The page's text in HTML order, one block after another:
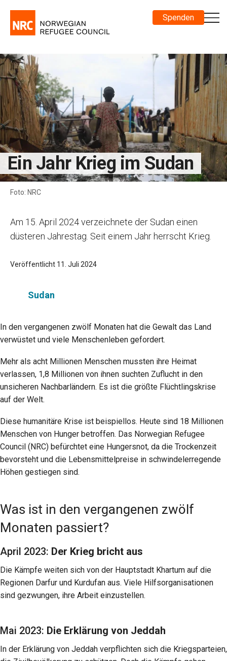
Spenden
Ein Jahr Krieg im Sudan
Foto: NRC
Am 15. April 2024 verzeichnete der Sudan einen
düsteren Jahrestag. Seit einem Jahr herrscht Krieg.
Veröffentlicht 11. Juli 2024
Sudan
In den vergangenen zwölf Monaten hat die Gewalt das Land
verwüstet und viele Menschenleben gefordert.
Mehr als acht Millionen Menschen mussten ihre Heimat
verlassen, 1,8 Millionen von ihnen suchten Zuflucht in den
unsicheren Nachbarländern. Es ist die größte Flüchtlingskrise
auf der Welt.
Diese humanitäre Krise ist beispiellos. Heute sind 18 Millionen
Menschen von Hunger betroffen. Das Norwegian Refugee
Council (NRC) befürchtet eine Hungersnot, da die Trockenzeit
bevorsteht und die Lebensmittelpreise in schwindelerregende
Höhen gestiegen sind.
Was ist in den vergangenen zwölf
Monaten passiert?
April 2023: Der Krieg bricht aus
Die Kämpfe weiten sich von der Hauptstadt Khartum auf die
Regionen Darfur und Kurdufan aus. Viele Hilfsorganisationen
sind gezwungen, ihre Arbeit einzustellen.
Mai 2023: Die Erklärung von Jeddah
In der Erklärung von Jeddah verpflichten sich die Kriegsparteien,